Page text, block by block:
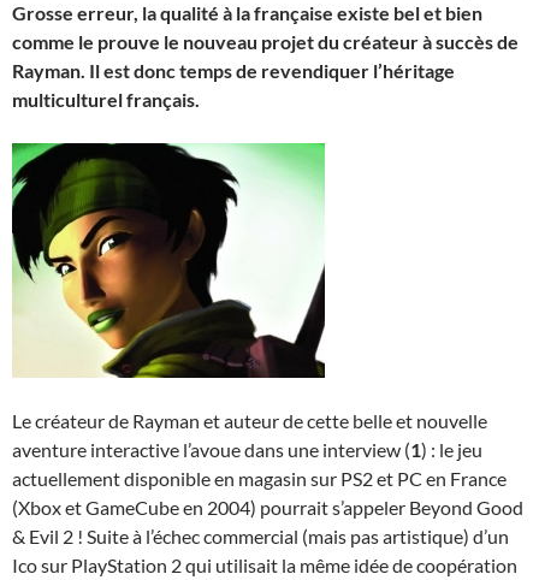
Grosse erreur, la qualité à la française existe bel et bien
comme le prouve le nouveau projet du créateur à succès de
Rayman. Il est donc temps de revendiquer l’héritage
multiculturel français.
Le créateur de Rayman et auteur de cette belle et nouvelle
aventure interactive l’avoue dans une interview (1) : le jeu
actuellement disponible en magasin sur PS2 et PC en France
(Xbox et GameCube en 2004) pourrait s’appeler Beyond Good
& Evil 2 ! Suite à l’échec commercial (mais pas artistique) d’un
Ico sur PlayStation 2 qui utilisait la même idée de coopération